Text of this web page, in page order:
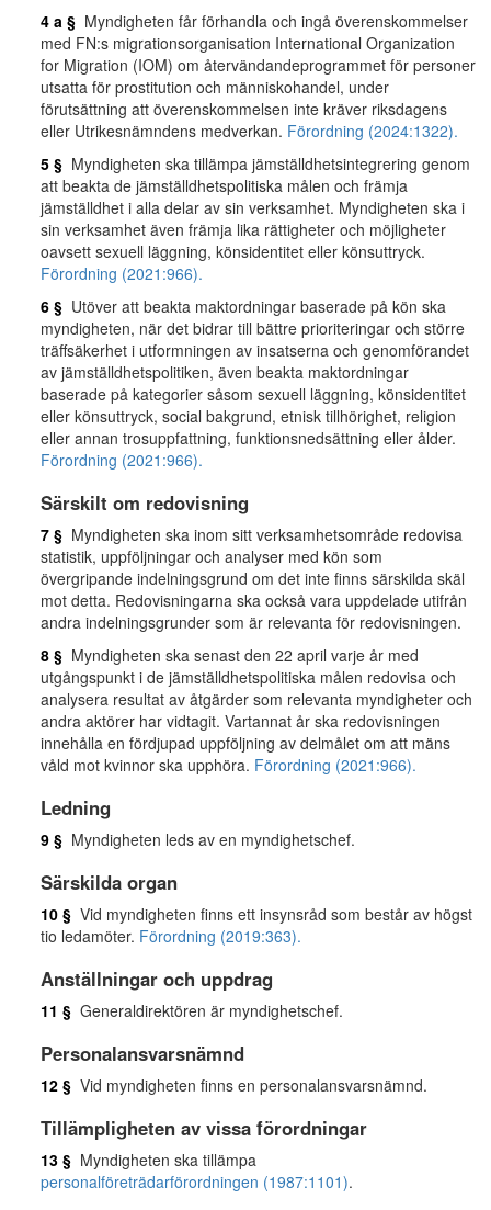
4 a § Myndigheten får förhandla och ingå överenskommelser
med FN:s migrationsorganisation International Organization
for Migration (IOM) om återvändandeprogrammet för personer
utsatta för prostitution och människohandel, under
förutsättning att överenskommelsen inte kräver riksdagens
eller Utrikesnämndens medverkan. Förordning (2024:1322).
5 § Myndigheten ska tillämpa jämställdhetsintegrering genom
att beakta de jämställdhetspolitiska målen och främja
jämställdhet i alla delar av sin verksamhet. Myndigheten ska i
sin verksamhet även främja lika rättigheter och möjligheter
oavsett sexuell läggning, könsidentitet eller könsuttryck.
Förordning (2021:966).
6 § Utöver att beakta maktordningar baserade på kön ska
myndigheten, när det bidrar till bättre prioriteringar och större
träffsäkerhet i utformningen av insatserna och genomförandet
av jämställdhetspolitiken, även beakta maktordningar
baserade på kategorier såsom sexuell läggning, könsidentitet
eller könsuttryck, social bakgrund, etnisk tillhörighet, religion
eller annan trosuppfattning, funktionsnedsättning eller ålder.
Förordning (2021:966).
Särskilt om redovisning
7 § Myndigheten ska inom sitt verksamhetsområde redovisa
statistik, uppföljningar och analyser med kön som
övergripande indelningsgrund om det inte finns särskilda skäl
mot detta. Redovisningarna ska också vara uppdelade utifrån
andra indelningsgrunder som är relevanta för redovisningen.
8 § Myndigheten ska senast den 22 april varje år med
utgångspunkt i de jämställdhetspolitiska målen redovisa och
analysera resultat av åtgärder som relevanta myndigheter och
andra aktörer har vidtagit. Vartannat år ska redovisningen
innehålla en fördjupad uppföljning av delmålet om att mäns
våld mot kvinnor ska upphöra. Förordning (2021:966).
Ledning
9 § Myndigheten leds av en myndighetschef.
Särskilda organ
10 § Vid myndigheten finns ett insynsråd som består av högst
tio ledamöter. Förordning (2019:363).
Anställningar och uppdrag
11 § Generaldirektören är myndighetschef.
Personalansvarsnämnd
12 § Vid myndigheten finns en personalansvarsnämnd.
Tillämpligheten av vissa förordningar
13 § Myndigheten ska tillämpa
personalföreträdarförordningen (1987:1101).